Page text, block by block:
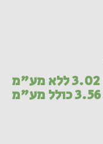
3.02ללא מע"מ
3.56כולל מע"מ